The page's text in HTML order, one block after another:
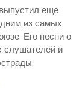
еще
из самых
Его песни о
слушателей и